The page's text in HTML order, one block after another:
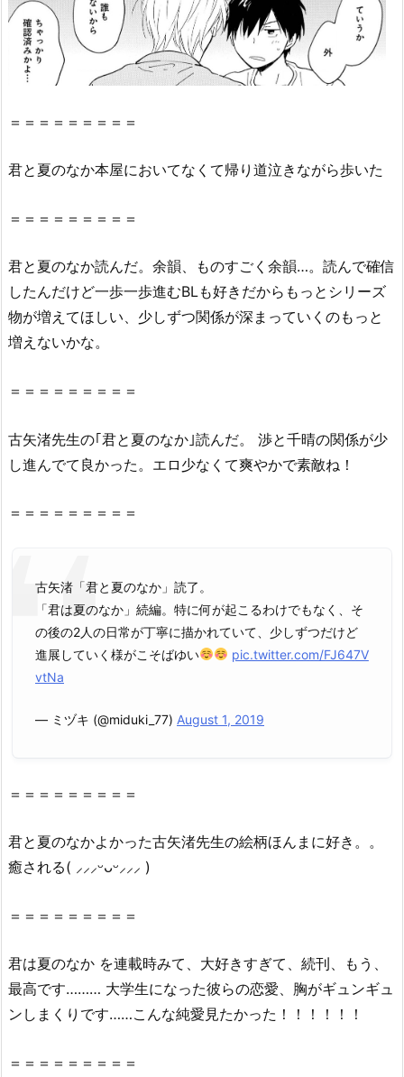
ろ
を
紹
2.
と
の
か』
は
料
の
の
ミ
（漫
村
ン）
ー
ジ
む
と
は
で
＝＝＝＝＝＝＝＝＝
君と 夏のなか本屋においてなくて帰り道泣きながら歩いた
＝＝＝＝＝＝＝＝＝
君と 夏のなか読んだ。余韻、ものすごく余韻…。読んで確信
したんだけど一歩一歩進むBLも好きだからもっとシリーズ
物が増えてほしい、少しずつ関係が深まっていくのもっと
増えないかな。
＝＝＝＝＝＝＝＝＝
古矢渚先生の｢君と 夏のなか ｣読んだ。 渉と千晴の関係が少
し進んでて良かった。エロ少なくて爽やかで素敵ね！
＝＝＝＝＝＝＝＝＝
古矢渚「君と夏のなか」読了。
「君は夏のなか」続編。特に何が起こるわけでもなく、そ
の後の2人の日常が丁寧に描かれていて、少しずつだけど
進展していく様がこそばゆい
pic.twitter.com/FJ647V
vtNa
— ミヅキ (@miduki_77) August 1, 2019
＝＝＝＝＝＝＝＝＝
君と夏のなかよかった古矢渚先生の絵柄ほんまに好き。。
癒される( ⸝⸝⸝ᵕᴗᵕ⸝⸝⸝ )
＝＝＝＝＝＝＝＝＝
君は夏のなか を連載時みて、大好きすぎて、続刊、もう、
最高です……… 大学生になった彼らの恋愛、胸がギュンギュ
ンしまくりです……こんな純愛見たかった！！！！！！
＝＝＝＝＝＝＝＝＝